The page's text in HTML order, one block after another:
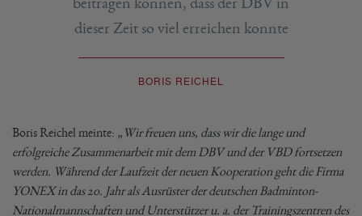
dieser Zeit so viel erreichen konnte
BORIS REICHEL
Boris Reichel meinte: „Wir freuen uns, dass wir die lange und
erfolgreiche Zusammenarbeit mit dem DBV und der VBD fortsetzen
werden. Während der Laufzeit der neuen Kooperation geht die Firma
YONEX in das 20. Jahr als Ausrüster der deutschen Badminton-
Nationalmannschaften und Unterstützer u. a. der Trainingszentren des